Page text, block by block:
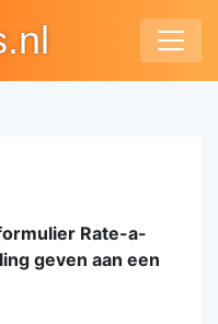
Rate-a-
geven aan een